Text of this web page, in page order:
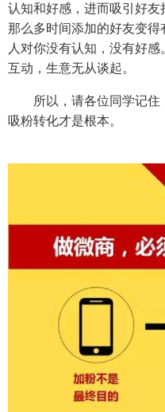
认知和好感，进而吸引好
那么多时间添加的好友变得
人对你没有认知，没有好
互动，生意无从谈起。
所以，请各位同学记住
吸粉转化才是根本。